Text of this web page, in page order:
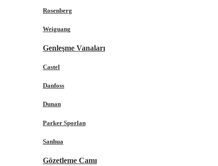
Rosenberg
Weiguang
Genleşme Vanaları
Castel
Danfoss
Dunan
Parker Sporlan
Sanhua
Gözetleme Camı